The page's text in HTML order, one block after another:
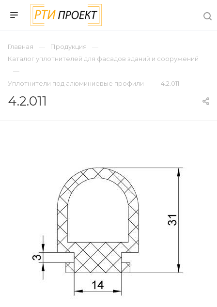
Главная
Продукция
Каталог уплотнителей для фасадов зданий и сооружений
Уплотнители под алюминиевые профили 4.2.011
4.2.011